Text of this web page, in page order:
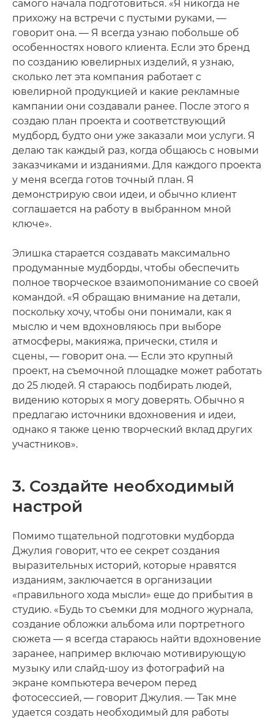
самого начала подготовиться. «Я никогда не
прихожу на встречи с пустыми руками, —
говорит она. — Я всегда узнаю побольше об
особенностях нового клиента. Если это бренд
по созданию ювелирных изделий, я узнаю,
сколько лет эта компания работает с
ювелирной продукцией и какие рекламные
кампании они создавали ранее. После этого я
создаю план проекта и соответствующий
мудборд, будто они уже заказали мои услуги. Я
делаю так каждый раз, когда общаюсь с новыми
заказчиками и изданиями. Для каждого проекта
у меня всегда готов точный план. Я
демонстрирую свои идеи, и обычно клиент
соглашается на работу в выбранном мной
ключе».
Элишка старается создавать максимально
продуманные мудборды, чтобы обеспечить
полное творческое взаимопонимание со своей
командой. «Я обращаю внимание на детали,
поскольку хочу, чтобы они понимали, как я
мыслю и чем вдохновляюсь при выборе
атмосферы, макияжа, прически, стиля и
сцены, — говорит она. — Если это крупный
проект, на съемочной площадке может работать
до 25 людей. Я стараюсь подбирать людей,
видению которых я могу доверять. Обычно я
предлагаю источники вдохновения и идеи,
однако я также ценю творческий вклад других
участников».
3. Создайте необходимый
настрой
Помимо тщательной подготовки мудборда
Джулия говорит, что ее секрет создания
выразительных историй, которые нравятся
изданиям, заключается в организации
«правильного хода мысли» еще до прибытия в
студию. «Будь то съемки для модного журнала,
создание обложки альбома или портретного
сюжета — я всегда стараюсь найти вдохновение
заранее, например включаю мотивирующую
музыку или слайд-шоу из фотографий на
экране компьютера вечером перед
фотосессией, — говорит Джулия. — Так мне
удается создать необходимый для работы